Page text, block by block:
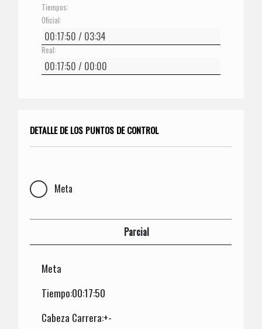
Tiempos:
Oficial:
Real:
DETALLE DE LOS PUNTOS DE CONTROL
Meta
Parcial
Meta
Tiempo:00:17:50
Cabeza Carrera:+-